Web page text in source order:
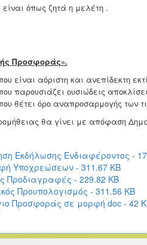
όπως ζητά η μελέτη .
Προσφοράς».
είναι αόριστη και ανεπίδεκτη
παρουσιάζει ουσιώδεις
θέτει όρο αναπροσαρμογής των
θα γίνει με απόφαση
Εκδήλωσης Ενδιαφέροντος -
Υποχρεώσεων - 311.67 KB
Προδιαγραφές - 229.82 KB
Προυπολογισμός - 311.56 KB
Προσφοράς σε μορφή doc - 42